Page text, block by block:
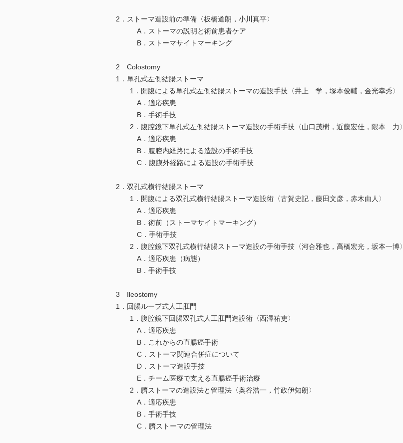
2．ストーマ造設前の準備〈板橋道朗，小川真平〉
A．ストーマの説明と術前患者ケア
B．ストーマサイトマーキング
2 Colostomy
1．単孔式左側結腸ストーマ
1．開腹による単孔式左側結腸ストーマの造設手技〈井上 学，塚本俊輔，金光幸秀〉
A．適応疾患
B．手術手技
2．腹腔鏡下単孔式左側結腸ストーマ造設の手術手技〈山口茂樹，近藤宏佳，隈本 力〉
A．適応疾患
B．腹腔内経路による造設の手術手技
C．腹膜外経路による造設の手術手技
2．双孔式横行結腸ストーマ
1．開腹による双孔式横行結腸ストーマ造設術〈古賀史記，藤田文彦，赤木由人〉
A．適応疾患
B．術前（ストーマサイトマーキング）
C．手術手技
2．腹腔鏡下双孔式横行結腸ストーマ造設の手術手技〈河合雅也，高橋宏光，坂本一博〉
A．適応疾患（病態）
B．手術手技
3 Ileostomy
1．回腸ループ式人工肛門
1．腹腔鏡下回腸双孔式人工肛門造設術〈西澤祐吏〉
A．適応疾患
B．これからの直腸癌手術
C．ストーマ関連合併症について
D．ストーマ造設手技
E．チーム医療で支える直腸癌手術治療
2．臍ストーマの造設法と管理法〈奥谷浩一，竹政伊知朗〉
A．適応疾患
B．手術手技
C．臍ストーマの管理法